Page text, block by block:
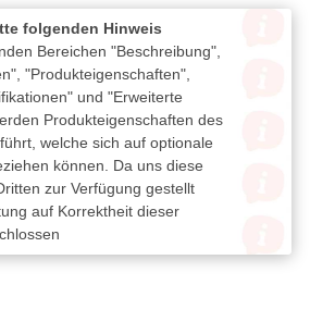
folgenden Hinweis
Bereichen "Beschreibung",
"Produkteigenschaften",
und "Erweiterte
Produkteigenschaften des
welche sich auf optionale
können. Da uns diese
zur Verfügung gestellt
auf Korrektheit dieser